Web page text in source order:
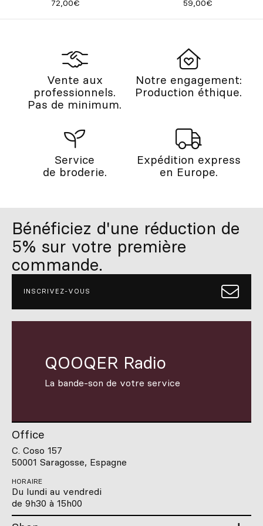
72,00€ 59,00€
Vente aux
professionnels.
Pas de minimum.
Notre engagement:
Production éthique.
Service
de broderie.
Expédition express
en Europe.
Bénéficiez d'une réduction de
5% sur votre première
commande.
INSCRIVEZ-VOUS
QOOQER Radio
La bande-son de votre service
Office
C. Coso 157
50001 Saragosse, Espagne
HORAIRE
Du lundi au vendredi
de 9h30 à 15h00